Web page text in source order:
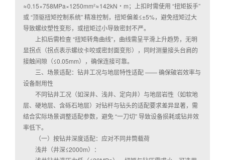
≈0.15×758MPa×1250mm²≈142kN・m；上扣时需使用 “扭矩扳手”
或 “顶驱扭矩控制系统” 精准控制，扭矩偏差≤±5%，避免扭矩过大
导致螺纹塑性变形，或扭矩过小导致密封不严。
上扣后需检查 “扭矩转角曲线”，曲线需呈平滑上升趋势，无明
显拐点（拐点表示螺纹卡咬或密封面变形），同时测量接头台肩的
接触间隙（≤0.05mm），确保连接可靠。
三、场景适配：钻井工况与地层特性适配 —— 确保破岩效率与
设备耐用性
不同钻井工况（如深井、浅井、定向井）与地层岩性（如软地
层、硬地层、含砾石地层）对钻杆与钻头的适配要求差异显著，需
结合实际场景调整适配参数，避免 “一刀切” 导致设备损耗或钻井效
率低下。
（一）按钻井深度适配：应对不同井筒载荷
浅井（井深≤2000m）：